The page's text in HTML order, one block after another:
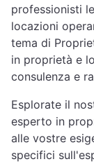
professionisti
locazioni
tema di
in proprietà e
consulenza e
Esplorate il
esperto in
alle vostre
specifici